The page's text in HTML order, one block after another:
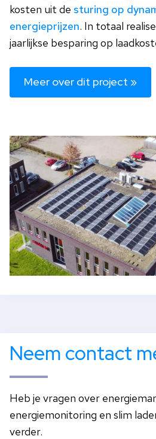
kosten uit de sturing op
energieprijzen. In totaal
jaarlijkse besparing op
Meer over dit project »
Neem contact
Heb je vragen over
energiemonitoring en slim
verder.